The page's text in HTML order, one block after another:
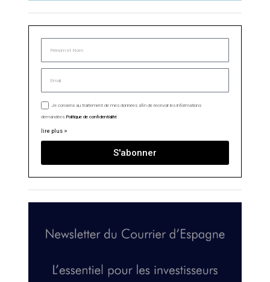
Je consens au traitement de mes données afin de recevoir les informations
demandées.Politique de confidentialité
lire plus >
S'abonner